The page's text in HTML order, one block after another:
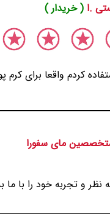
.ا( خریدار )
کردم واقعا برای
مای سفورا
و تجربه خود را با ما